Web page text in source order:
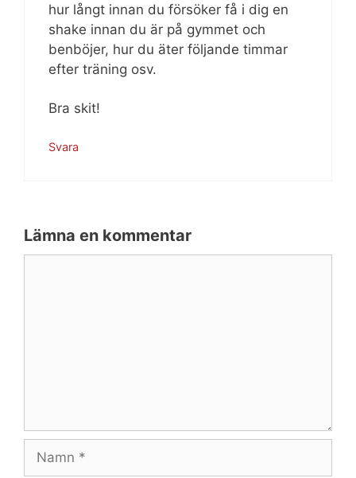
hur långt innan du försöker få i dig en
shake innan du är på gymmet och
benböjer, hur du äter följande timmar
efter träning osv.
Bra skit!
Svara
Lämna en kommentar